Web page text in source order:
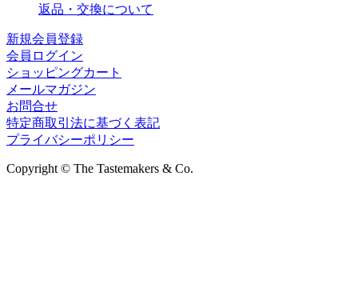
返品・交換について
新規会員登録
会員ログイン
ショッピングカート
メールマガジン
お問合せ
特定商取引法に基づく表記
プライバシーポリシー
Copyright © The Tastemakers & Co.